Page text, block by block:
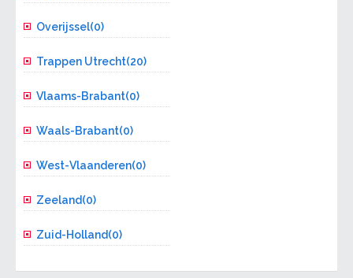
Overijssel(0)
Trappen Utrecht(20)
Vlaams-Brabant(0)
Waals-Brabant(0)
West-Vlaanderen(0)
Zeeland(0)
Zuid-Holland(0)